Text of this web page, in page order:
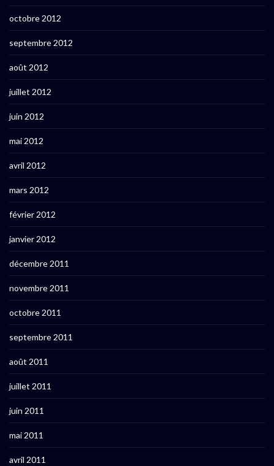
octobre 2012
septembre 2012
août 2012
juillet 2012
juin 2012
mai 2012
avril 2012
mars 2012
février 2012
janvier 2012
décembre 2011
novembre 2011
octobre 2011
septembre 2011
août 2011
juillet 2011
juin 2011
mai 2011
avril 2011